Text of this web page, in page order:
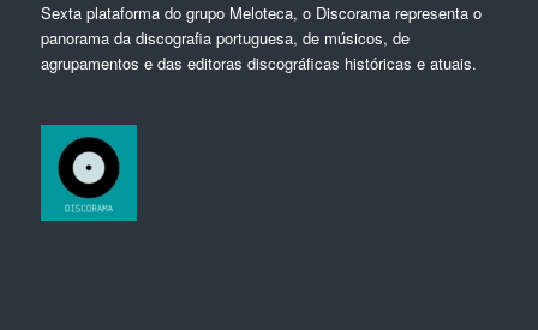
Sexta plataforma do grupo Meloteca, o Discorama representa o
panorama da discografia portuguesa, de músicos, de
agrupamentos e das editoras discográficas históricas e atuais.